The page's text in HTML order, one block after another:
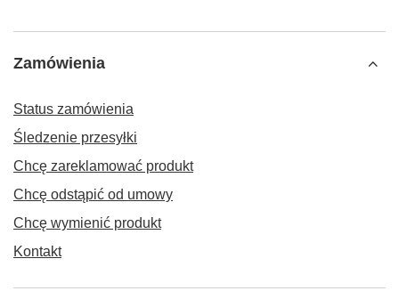
Zamówienia
Status zamówienia
Śledzenie przesyłki
Chcę zareklamować produkt
Chcę odstąpić od umowy
Chcę wymienić produkt
Kontakt